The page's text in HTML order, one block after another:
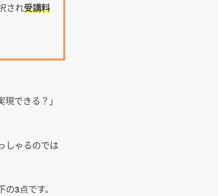
され受講料
できる？」
しゃるのでは
3点です。